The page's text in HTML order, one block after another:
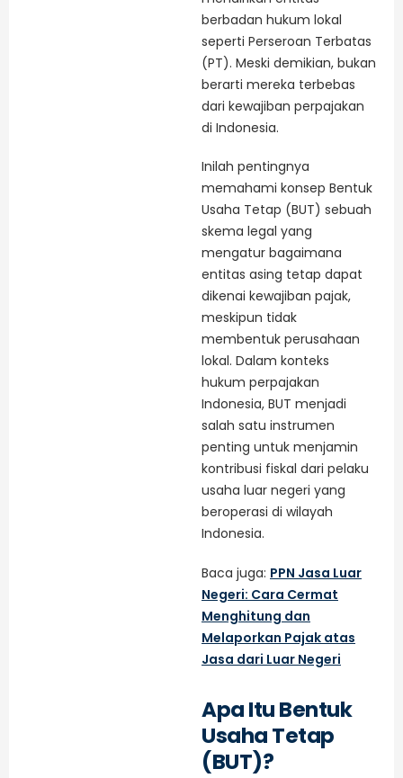
berbadan hukum lokal
seperti Perseroan Terbatas
(PT). Meski demikian, bukan
berarti mereka terbebas
dari kewajiban perpajakan
di Indonesia.
Inilah pentingnya
memahami konsep Bentuk
Usaha Tetap (BUT) sebuah
skema legal yang
mengatur bagaimana
entitas asing tetap dapat
dikenai kewajiban pajak,
meskipun tidak
membentuk perusahaan
lokal. Dalam konteks
hukum perpajakan
Indonesia, BUT menjadi
salah satu instrumen
penting untuk menjamin
kontribusi fiskal dari pelaku
usaha luar negeri yang
beroperasi di wilayah
Indonesia.
Baca juga: PPN Jasa Luar
Negeri: Cara Cermat
Menghitung dan
Melaporkan Pajak atas
Jasa dari Luar Negeri
Apa Itu Bentuk
Usaha Tetap
(BUT)?